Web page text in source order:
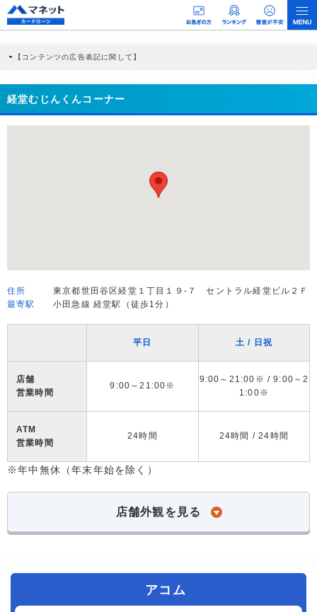
【コンテンツの広告表記に関して】
商品を根拠なくPRするものではなく、当編集部の調査／ユーザーへの口コミ収集な
どに基づき、公平性を担保した情報提供を行っています。
>提携企業一覧
経堂むじんくんコーナー
住所
東京都世田谷区経堂１丁目１９-７ セントラル経堂ビル２Ｆ
最寄駅
小田急線 経堂駅（徒歩1分）
平日 土 / 日祝
店舗
営業時間
9:00～21:00※
9:00～21:00※ / 9:00～2
1:00※
ATM
営業時間
24時間 24時間 / 24時間
※年中無休（年末年始を除く）
店舗外観を見る
アコム